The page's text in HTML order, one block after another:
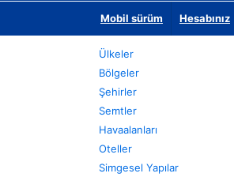
Mobil sürüm Hesabınız
Ülkeler
Bölgeler
Şehirler
Semtler
Havaalanları
Oteller
Simgesel Yapılar